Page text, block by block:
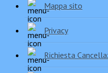
Mappa sito
Privacy
Richiesta